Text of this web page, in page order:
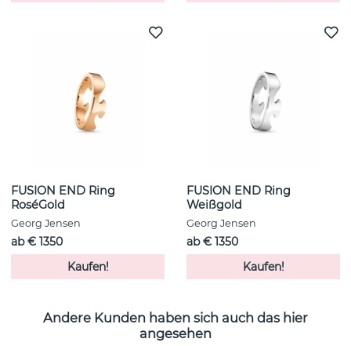
FUSION END Ring
RoséGold
Georg Jensen
ab € 1350
Kaufen!
FUSION END Ring
Weißgold
Georg Jensen
ab € 1350
Kaufen!
Andere Kunden haben sich auch das hier
angesehen